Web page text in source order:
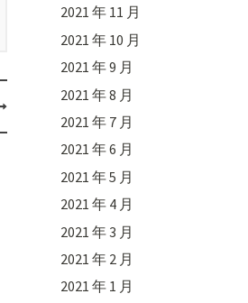
2021 年 11 月
2021 年 10 月
2021 年 9 月
2021 年 8 月
2021 年 7 月
2021 年 6 月
2021 年 5 月
2021 年 4 月
2021 年 3 月
2021 年 2 月
2021 年 1 月